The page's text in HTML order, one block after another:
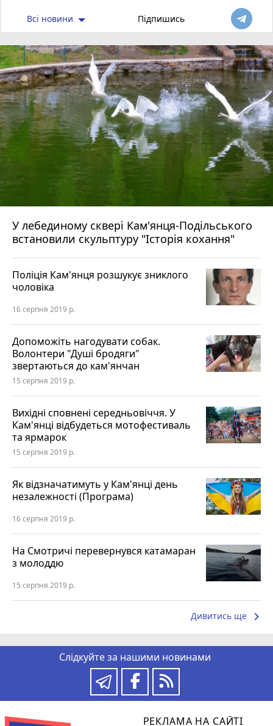
Всі новини Підпишись
У лебединому сквері Кам'янця-Подільського
встановили скульптуру "Історія кохання"
Поліція Кам'янця розшукує зниклого
чоловіка
16 серпня 2019 р.
Допоможіть нагодувати собак.
Волонтери "Душі бродяги"
звертаються до кам'янчан
15 серпня 2019 р.
Вихідні сповнені середньовіччя. У
Кам'янці відбудеться мотофестиваль
та ярмарок
15 серпня 2019 р.
Як відзначатимуть у Кам'янці день
незалежності (Програма)
16 серпня 2019 р.
На Смотричі перевернувся катамаран
з молоддю
15 серпня 2019 р.
Дивитись ще keyboard_arrow_right
Слідкуйте за нашими новинами
РЕКЛАМА НА САЙТІ